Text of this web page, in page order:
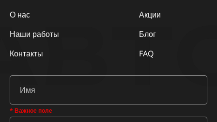
О нас
Наши работы
Контакты
Акции
Блог
FAQ
* Важное поле